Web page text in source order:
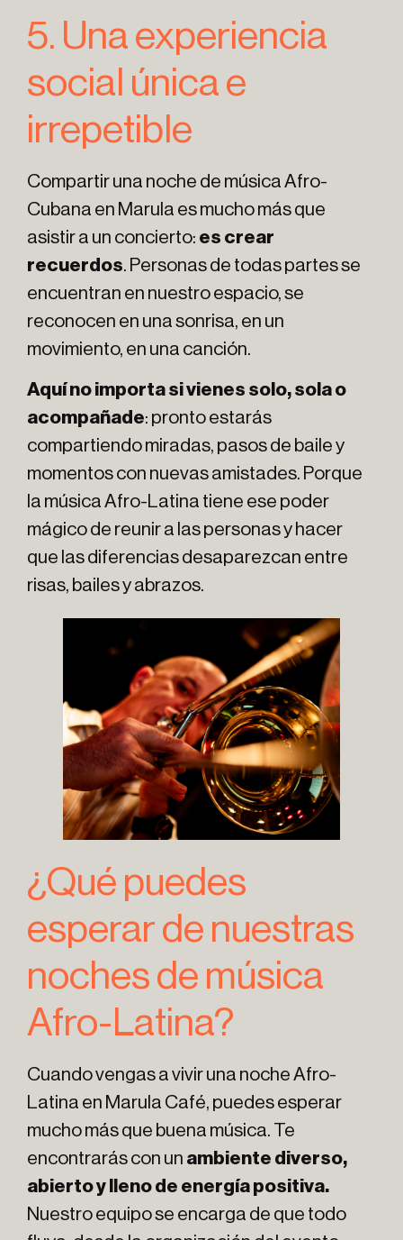
5. Una experiencia
social única e
irrepetible
Compartir una noche de música Afro-
Cubana en Marula es mucho más que
asistir a un concierto: es crear
recuerdos. Personas de todas partes se
encuentran en nuestro espacio, se
reconocen en una sonrisa, en un
movimiento, en una canción.
Aquí no importa si vienes solo, sola o
acompañade: pronto estarás
compartiendo miradas, pasos de baile y
momentos con nuevas amistades. Porque
la música Afro-Latina tiene ese poder
mágico de reunir a las personas y hacer
que las diferencias desaparezcan entre
risas, bailes y abrazos.
¿Qué puedes
esperar de nuestras
noches de música
Afro-Latina?
Cuando vengas a vivir una noche Afro-
Latina en Marula Café, puedes esperar
mucho más que buena música. Te
encontrarás con un ambiente diverso,
abierto y lleno de energía positiva.
Nuestro equipo se encarga de que todo